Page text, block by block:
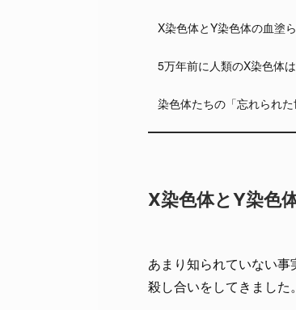
X染色体とY染色体の血塗
5万年前に人類のX染色体
染色体たちの「忘れられた
X染色体とY染色
あまり知られていない
殺し合いをしてきました。